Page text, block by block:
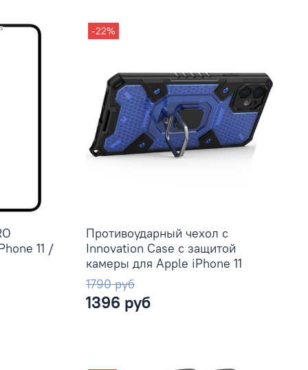
11 /
-22%
Противоударный чехол с
Innovation Case c защитой
камеры для Apple iPhone 11
1790 руб
1396 руб